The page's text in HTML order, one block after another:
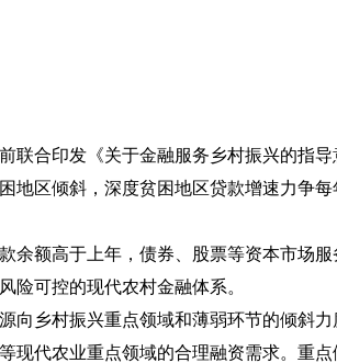
合印发《关于金融服务乡村振兴的指
地区倾斜，深度贫困地区贷款增速力争
额高于上年，债券、股票等资本市场
险可控的现代农村金融体系。
乡村振兴重点领域和薄弱环节的倾斜
代农业重点领域的合理融资需求。重